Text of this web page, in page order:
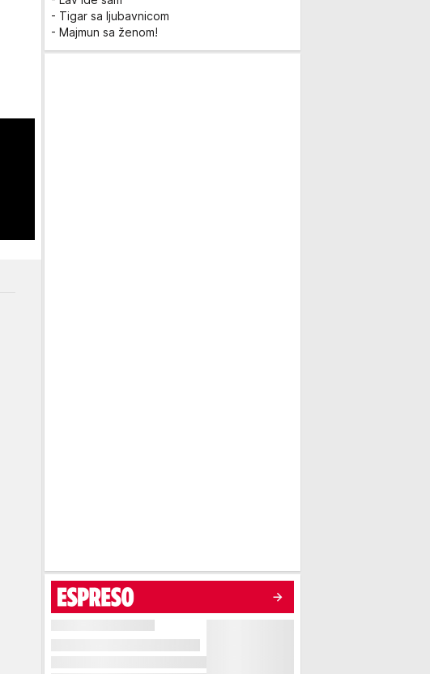
- Tigar sa ljubavnicom
- Majmun sa ženom!